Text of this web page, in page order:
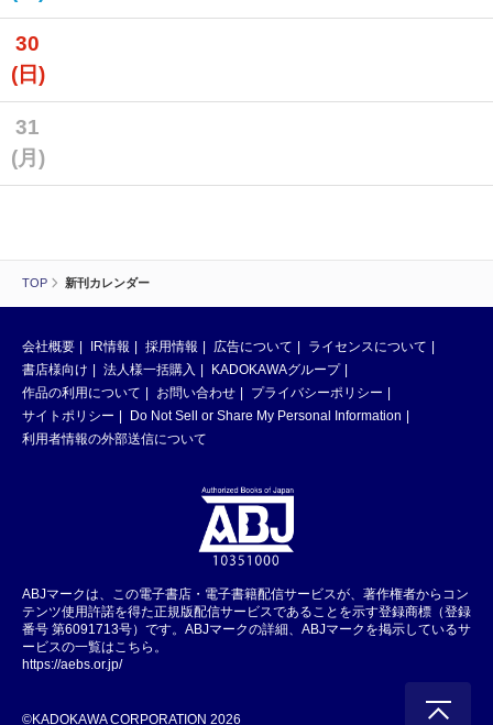
TOP 新刊カレンダー
30
(日)
31
(月)
会社概要 IR情報 採用情報 広告について
ライセンスについて
書店様向け
法人様一括購入
KADOKAWAグループ
作品の利用について
お問い合わせ
プライバシーポリシー
サイトポリシー
Do Not Sell or Share My Personal Information
利用者情報の外部送信について
ABJマークは、この電子書店・電子書籍配信サービスが、著作権者からコン
テンツ使用許諾を得た正規版配信サービスであることを示す登録商標（登録
番号 第6091713号）です。ABJマークの詳細、ABJマークを掲示しているサ
ービスの一覧はこちら。
https://aebs.or.jp/
©KADOKAWA CORPORATION 2026